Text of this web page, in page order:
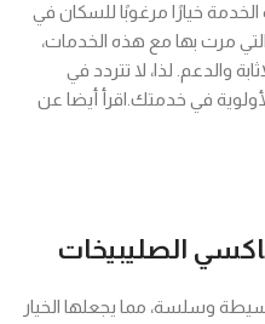
خيارًا مرغوبًا للسكان في
التي مرت بها مع هذه الخدمات،
والدعم. لذا، لا تتردد في
في خدمتك.اقرأ أيضا عن
الصليبيخات
وسلسة، مما يجعلها الخيار